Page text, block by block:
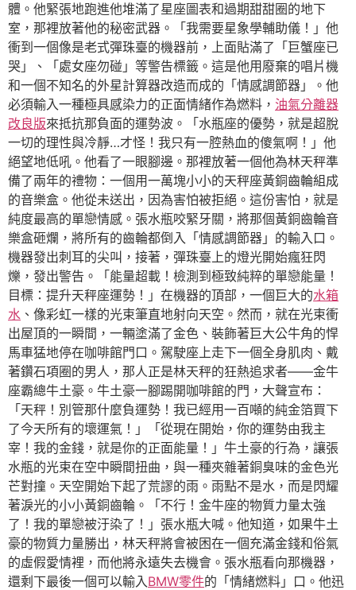
體。他緊張地跑進他堆滿了星座圖表和過期甜甜圈的地下
室，那裡放著他的秘密武器。「我需要星象學輔助儀！」他
衝到一個像是老式彈珠臺的機器前，上面貼滿了「巨蟹座已
哭」、「處女座勿碰」等警告標籤。這是他用廢棄的唱片機
和一個不知名的外星計算器改造而成的「情感調節器」。他
必須輸入一種極具感染力的正面情緒作為燃料， 油氣分離器
改良版來抵抗那負面的運勢波。「水瓶座的優勢，就是超脫
一切的理性與冷靜…才怪！我只有一腔熱血的傻氣啊！」他
絕望地低吼。他看了一眼腳邊。那裡放著一個他為林天秤準
備了兩年的禮物：一個用一萬塊小小的天秤座黃銅齒輪組成
的音樂盒。他從未送出，因為害怕被拒絕。這份害怕，就是
純度最高的單戀情感。張水瓶咬緊牙關，將那個黃銅齒輪音
樂盒砸爛，將所有的齒輪都倒入「情感調節器」的輸入口。
機器發出刺耳的尖叫，接著，彈珠臺上的燈光開始瘋狂閃
爍，發出警告。「能量超載！檢測到極致純粹的單戀能量！
目標：提升天秤座運勢！」在機器的頂部，一個巨大的水箱
水 、像彩虹一樣的光束筆直地射向天空。然而，就在光束衝
出屋頂的一瞬間，一輛塗滿了金色、裝飾著巨大公牛角的悍
馬車猛地停在咖啡館門口。駕駛座上走下一個全身肌肉、戴
著鑽石項圈的男人，那人正是林天秤的狂熱追求者——金牛
座霸總牛土豪。牛土豪一腳踢開咖啡館的門，大聲宣布：
「天秤！別管那什麼負運勢！我已經用一百噸的純金箔買下
了今天所有的壞運氣！」「從現在開始，你的運勢由我主
宰！我的金錢，就是你的正面能量！」牛土豪的行為，讓張
水瓶的光束在空中瞬間扭曲，與一種夾雜著銅臭味的金色光
芒對撞。天空開始下起了荒謬的雨。雨點不是水，而是閃耀
著淚光的小小黃銅齒輪。「不行！金牛座的物質力量太強
了！我的單戀被汙染了！」張水瓶大喊。他知道，如果牛土
豪的物質力量勝出，林天秤將會被困在一個充滿金錢和俗氣
的虛假愛情裡，而他將永遠失去機會。張水瓶看向那機器，
還剩下最後一個可以輸入BMW零件的「情緒燃料」口。他迅